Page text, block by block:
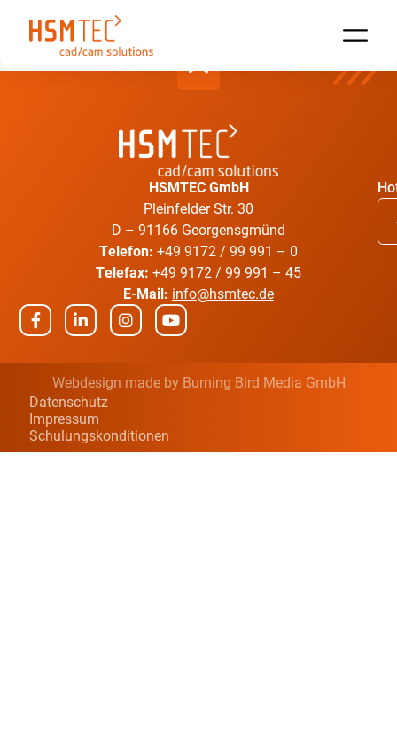
HSMTEC GmbH
Pleinfelder Str. 30
D – 91166 Georgensgmünd
Telefon: +49 9172 / 99 991 – 0
Telefax: +49 9172 / 99 991 – 45
E-Mail: info@hsmtec.de
Webdesign made by Burning Bird Media GmbH
Datenschutz
Impressum
Schulungskonditionen